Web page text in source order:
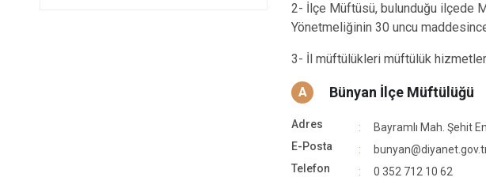
2- İlçe Müftüsü, bulunduğu ilçede
Yönetmeliğinin 30 uncu
3- İl müftülükleri müftülük
A Bünyan İlçe Müftülüğü
Adres
Bayramlı Mah. Şehit
E-Posta
Telefon
0 352 712 10 62